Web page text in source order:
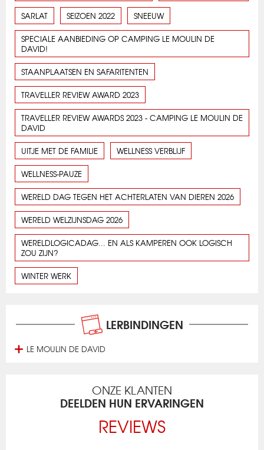
SARLAT SEIZOEN 2022 SNEEUW
SPECIALE AANBIEDING OP CAMPING LE MOULIN DE
DAVID!
STAANPLAATSEN EN SAFARITENTEN
TRAVELLER REVIEW AWARD 2023
TRAVELLER REVIEW AWARDS 2023 - CAMPING LE MOULIN DE
DAVID
UITJE MET DE FAMILIE WELLNESS VERBLIJF
WELLNESS-PAUZE
WERELD DAG TEGEN HET ACHTERLATEN VAN DIEREN 2026
WERELD WELZIJNSDAG 2026
WERELDLOGICADAG... EN ALS KAMPEREN OOK LOGISCH
ZOU ZIJN?
WINTER WERK
LERBINDINGEN
LE MOULIN DE DAVID
ONZE KLANTEN
DEELDEN HUN ERVARINGEN
REVIEWS